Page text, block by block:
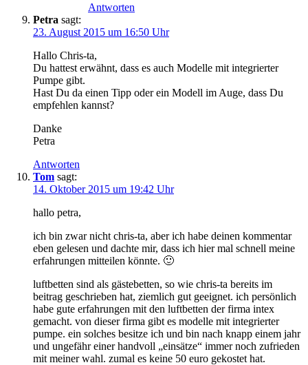
Antworten
Petra sagt:
23. August 2015 um 16:50 Uhr
Hallo Chris-ta,
Du hattest erwähnt, dass es auch Modelle mit integrierter
Pumpe gibt.
Hast Du da einen Tipp oder ein Modell im Auge, dass Du
empfehlen kannst?
Danke
Petra
Antworten
Tom sagt:
14. Oktober 2015 um 19:42 Uhr
hallo petra,
ich bin zwar nicht chris-ta, aber ich habe deinen kommentar
eben gelesen und dachte mir, dass ich hier mal schnell meine
erfahrungen mitteilen könnte. 🙂
luftbetten sind als gästebetten, so wie chris-ta bereits im
beitrag geschrieben hat, ziemlich gut geeignet. ich persönlich
habe gute erfahrungen mit den luftbetten der firma intex
gemacht. von dieser firma gibt es modelle mit integrierter
pumpe. ein solches besitze ich und bin nach knapp einem jahr
und ungefähr einer handvoll „einsätze“ immer noch zufrieden
mit meiner wahl. zumal es keine 50 euro gekostet hat.